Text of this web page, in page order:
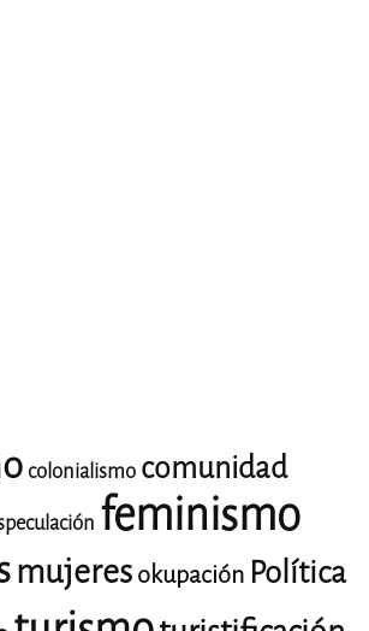
colonialismo comunidad
feminismo
mujeresokupación Política